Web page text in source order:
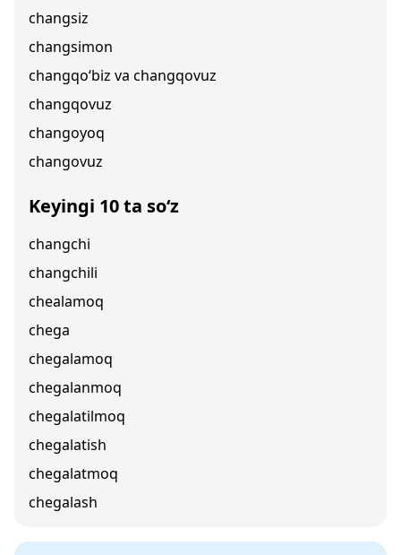
changsiz
changsimon
changqo‘biz va changqovuz
changqovuz
changoyoq
changovuz
Keyingi 10 ta so‘z
changchi
changchili
chealamoq
chega
chegalamoq
chegalanmoq
chegalatilmoq
chegalatish
chegalatmoq
chegalash